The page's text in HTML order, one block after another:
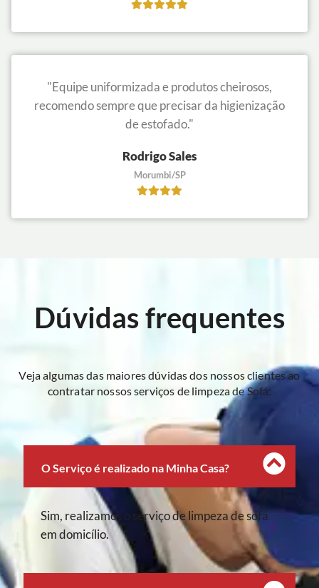
"Equipe uniformizada e produtos cheirosos,
recomendo sempre que precisar da higienização
de estofado."
Rodrigo Sales
Morumbi/SP
Dúvidas frequentes
Veja algumas das maiores dúvidas dos nossos clientes ao
contratar nossos serviços de limpeza de Sofá:
O Serviço é realizado na Minha Casa?
Sim, realizamos o serviço de limpeza de sofá
em domicílio.